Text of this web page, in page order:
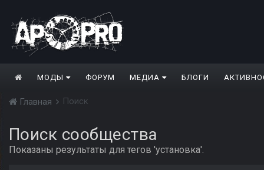
МОДЫ ФОРУМ МЕДИА БЛОГИ
Главная Поиск
Поиск сообщества
Показаны результаты для тегов 'установка'.